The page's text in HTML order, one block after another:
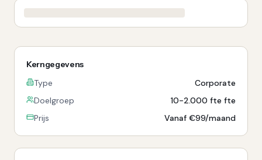
Kerngegevens
Type
Corporate
Doelgroep
10-2.000 fte fte
Prijs
Vanaf €99/maand